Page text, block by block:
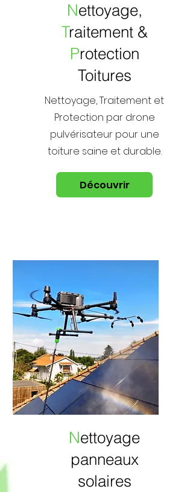
Nettoyage,
Traitement &
Protection
Toitures
Nettoyage, Traitement et
Protection par drone
pulvérisateur pour une
toiture saine et durable.
Découvrir
Nettoyage
panneaux
solaires